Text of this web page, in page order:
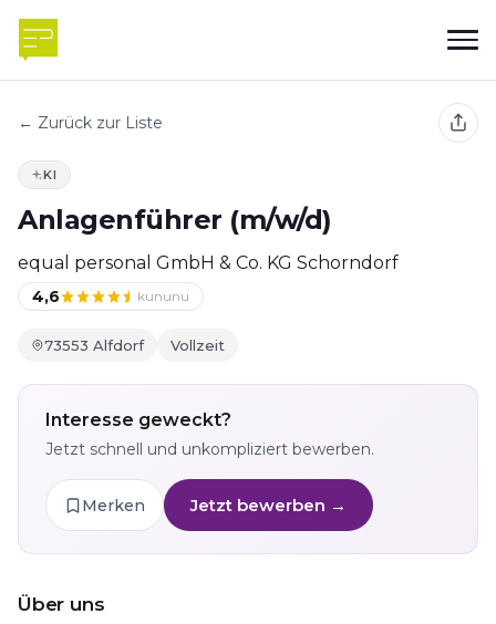
← Zurück zur Liste
KI
Anlagenführer (m/w/d)
equal personal GmbH & Co. KG Schorndorf
4,6 kununu
73553 Alfdorf Vollzeit
Interesse geweckt?
Jetzt schnell und unkompliziert bewerben.
Merken Jetzt bewerben →
Über uns